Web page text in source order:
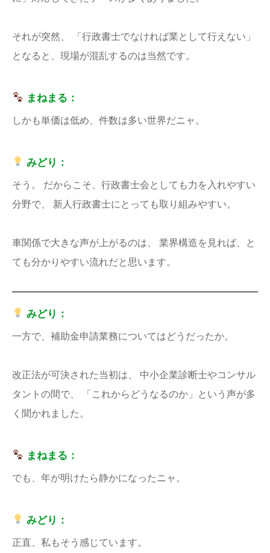
それが突然、 「行政書士でなければ業として行えない」
となると、現場が混乱するのは当然です。
まねまる：
しかも単価は低め、件数は多い世界だニャ。
みどり：
そう。 だからこそ、行政書士会としても力を入れやすい
分野で、 新人行政書士にとっても取り組みやすい。
車関係で大きな声が上がるのは、 業界構造を見れば、と
ても分かりやすい流れだと思います。
みどり：
一方で、補助金申請業務についてはどうだったか。
改正法が可決された当初は、 中小企業診断士やコンサル
タントの間で、 「これからどうなるのか」という声が多
く聞かれました。
まねまる：
でも、年が明けたら静かになったニャ。
みどり：
正直、私もそう感じています。